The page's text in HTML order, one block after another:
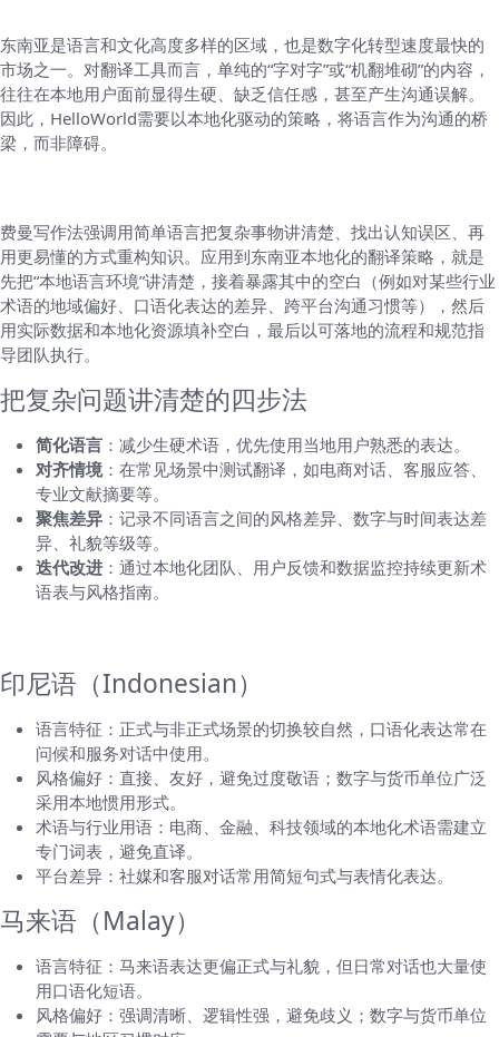
东南亚是语言和文化高度多样的区域，也是数字化转型速度最快的
市场之一。对翻译工具而言，单纯的“字对字”或“机翻堆砌”的内容，
往往在本地用户面前显得生硬、缺乏信任感，甚至产生沟通误解。
因此，HelloWorld需要以本地化驱动的策略，将语言作为沟通的桥
梁，而非障碍。
费曼写作法强调用简单语言把复杂事物讲清楚、找出认知误区、再
用更易懂的方式重构知识。应用到东南亚本地化的翻译策略，就是
先把“本地语言环境”讲清楚，接着暴露其中的空白（例如对某些行业
术语的地域偏好、口语化表达的差异、跨平台沟通习惯等），然后
用实际数据和本地化资源填补空白，最后以可落地的流程和规范指
导团队执行。
把复杂问题讲清楚的四步法
简化语言 ：减少生硬术语，优先使用当地用户熟悉的表达。
对齐情境：在常见场景中测试翻译，如电商对话、客服应答、
专业文献摘要等。
聚焦差异 ：记录不同语言之间的风格差异、数字与时间表达差
异、礼貌等级等。
迭代改进 ：通过本地化团队、用户反馈和数据监控持续更新术
语表与风格指南。
印尼语（Indonesian）
语言特征：正式与非正式场景的切换较自然，口语化表达常在
问候和服务对话中使用。
风格偏好：直接、友好，避免过度敬语；数字与货币单位广泛
采用本地惯用形式。
术语与行业用语：电商、金融、科技领域的本地化术语需建立
专门词表，避免直译。
平台差异：社媒和客服对话常用简短句式与表情化表达。
马来语（Malay）
语言特征：马来语表达更偏正式与礼貌，但日常对话也大量使
用口语化短语。
风格偏好：强调清晰、逻辑性强，避免歧义；数字与货币单位